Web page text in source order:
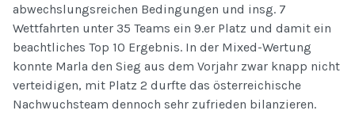
abwechslungsreichen Bedingungen und insg. 7
Wettfahrten unter 35 Teams ein 9.er Platz und damit ein
beachtliches Top 10 Ergebnis. In der Mixed-Wertung
konnte Marla den Sieg aus dem Vorjahr zwar knapp nicht
verteidigen, mit Platz 2 durfte das österreichische
Nachwuchsteam dennoch sehr zufrieden bilanzieren.